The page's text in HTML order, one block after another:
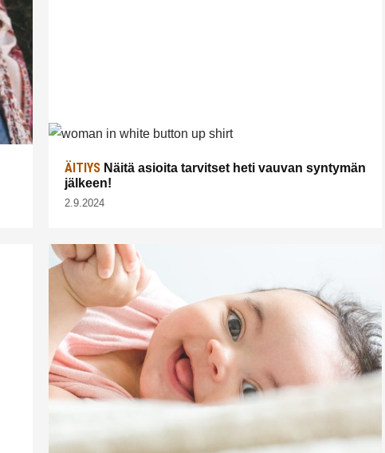
ÄITIYS Näitä asioita tarvitset heti vauvan syntymän
jälkeen!
2.9.2024